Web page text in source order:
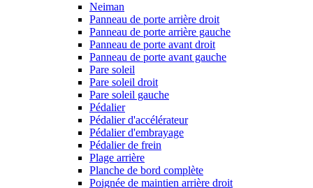
Neiman
Panneau de porte arrière droit
Panneau de porte arrière gauche
Panneau de porte avant droit
Panneau de porte avant gauche
Pare soleil
Pare soleil droit
Pare soleil gauche
Pédalier
Pédalier d'accélérateur
Pédalier d'embrayage
Pédalier de frein
Plage arrière
Planche de bord complète
Poignée de maintien arrière droit